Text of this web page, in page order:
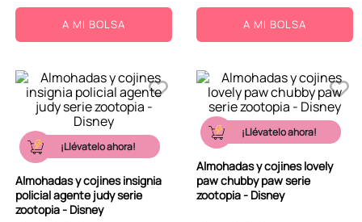
A MI BOLSA A MI BOLSA
¡Llévatelo ahora!
Almohadas y cojines insignia
policial agente judy serie
zootopia - Disney
¡Llévatelo ahora!
Almohadas y cojines lovely
paw chubby paw serie
zootopia - Disney